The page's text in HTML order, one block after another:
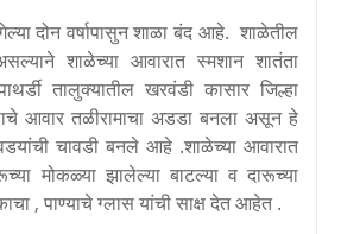
दोन वर्षापासुन शाळा बंद आहे. शाळेतील
शाळेच्या आवारात स्मशान शातंता
तालुक्यातील खरवंडी कासार जिल्हा
आवार तळीरामाचा अडडा बनला असून हे
चावडी बनले आहे .शाळेच्या आवारात
मोकळ्या झालेल्या बाटल्या व दारूच्या
, पाण्याचे ग्लास यांची साक्ष देत आहेत .